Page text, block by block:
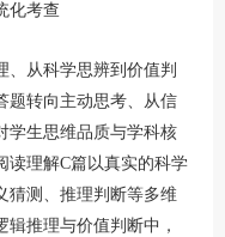
化考查
从科学思辨到价值判
题转向主动思考、从信
学生思维品质与学科核
读理解C篇以真实的科学
猜测、推理判断等多维
推理与价值判断中，